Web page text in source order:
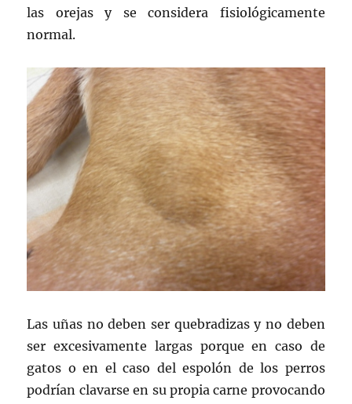
las orejas y se considera fisiológicamente
normal.
Las uñas no deben ser quebradizas y no deben
ser excesivamente largas porque en caso de
gatos o en el caso del espolón de los perros
podrían clavarse en su propia carne provocando